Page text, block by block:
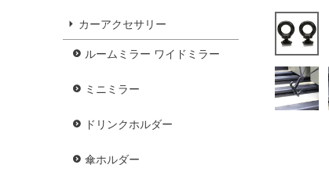
カーアクセサリー
ルームミラー ワイドミラー
ミニミラー
ドリンクホルダー
傘ホルダー